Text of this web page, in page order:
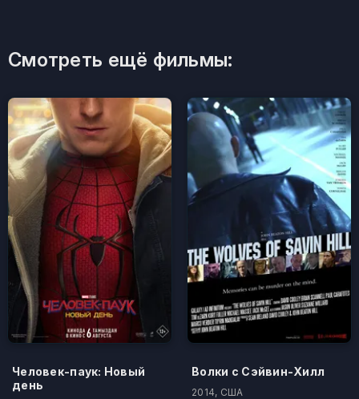
Смотреть ещё фильмы:
Человек-паук: Новый
день
Волки с Сэйвин-Хилл
2014, США